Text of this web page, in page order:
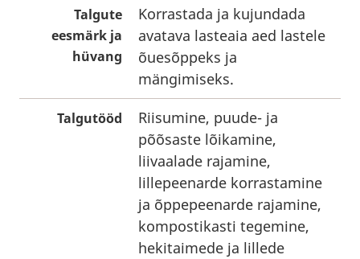
Talgute
eesmärk ja
hüvang
Korrastada ja kujundada
avatava lasteaia aed lastele
õuesõppeks ja
mängimiseks.
Talgutööd
Riisumine, puude- ja
põõsaste lõikamine,
liivaalade rajamine,
lillepeenarde korrastamine
ja õppepeenarde rajamine,
kompostikasti tegemine,
hekitaimede ja lillede